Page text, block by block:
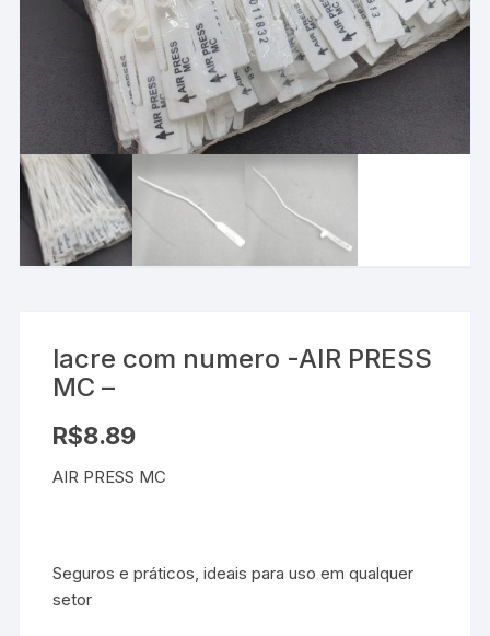
lacre com numero -AIR PRESS
MC –
R$8.89
AIR PRESS MC
Seguros e práticos, ideais para uso em qualquer
setor